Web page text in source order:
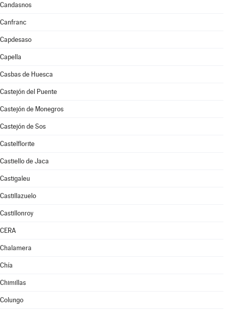
Candasnos
Canfranc
Capdesaso
Capella
Casbas de Huesca
Castejón del Puente
Castejón de Monegros
Castejón de Sos
Castelflorite
Castiello de Jaca
Castigaleu
Castillazuelo
Castillonroy
CERA
Chalamera
Chía
Chimillas
Colungo